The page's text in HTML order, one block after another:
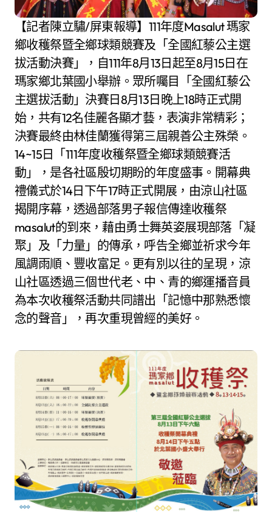
【記者陳立驌/屏東報導】111年度Masalut 瑪家
鄉收穫祭暨全鄉球類競賽及「全國紅藜公主選
拔活動決賽」，自111年8月13日起至8月15日在
瑪家鄉北葉國小舉辦。眾所囑目「全國紅藜公
主選拔活動」決賽日8月13日晚上18時正式開
始，共有12名佳麗各顯才藝，表演非常精彩；
決賽最終由林佳蘭獲得第三屆親善公主殊榮。
14~15日「111年度收穫祭暨全鄉球類競賽活
動」，是各社區殷切期盼的年度盛事。開幕典
禮儀式於14日下午17時正式開展，由涼山社區
揭開序幕，透過部落男子報信傳達收穫祭
masalut的到來，藉由勇士舞英姿展現部落「凝
聚」及「力量」的傳承，呼告全鄉並祈求今年
風調雨順、豐收富足。更有別以往的呈現，涼
山社區透過三個世代老、中、青的鄉運播音員
為本次收穫祭活動共同譜出「記憶中那熟悉懷
念的聲音」，再次重現曾經的美好。